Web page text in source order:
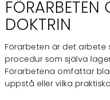
DOKTRIN
Förarbeten är det arbete
procedur som själva
Förarbetena omfattar
uppstå eller vilka